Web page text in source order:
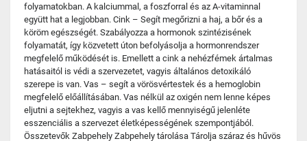
folyamatokban. A kalciummal, a foszforral és az A-vitaminnal
együtt hat a legjobban. Cink – Segít megőrizni a haj, a bőr és a
köröm egészségét. Szabályozza a hormonok szintézisének
folyamatát, így közvetett úton befolyásolja a hormonrendszer
megfelelő működését is. Emellett a cink a nehézfémek ártalmas
hatásaitól is védi a szervezetet, vagyis általános detoxikáló
szerepe is van. Vas – segít a vörösvértestek és a hemoglobin
megfelelő előállításában. Vas nélkül az oxigén nem lenne képes
eljutni a sejtekhez, vagyis a vas kellő mennyiségű jelenléte
esszenciális a szervezet életképességének szempontjából.
Összetevők Zabpehely Zabpehely tárolása Tárolja száraz és hűvös